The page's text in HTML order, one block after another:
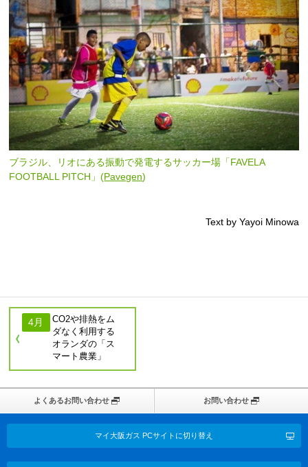
ブラジル、リオにある振動で発電するサッカー場「FAVELA
FOOTBALL PITCH」(Pavegen)
Text by Yayoi Minowa
4月
CO2や排熱をム
ダなく利用する
オランダの「ス
マート農業」
よくあるお問い合わせ お問い合わせ
マイ大阪ガス PCサイトに切り替え